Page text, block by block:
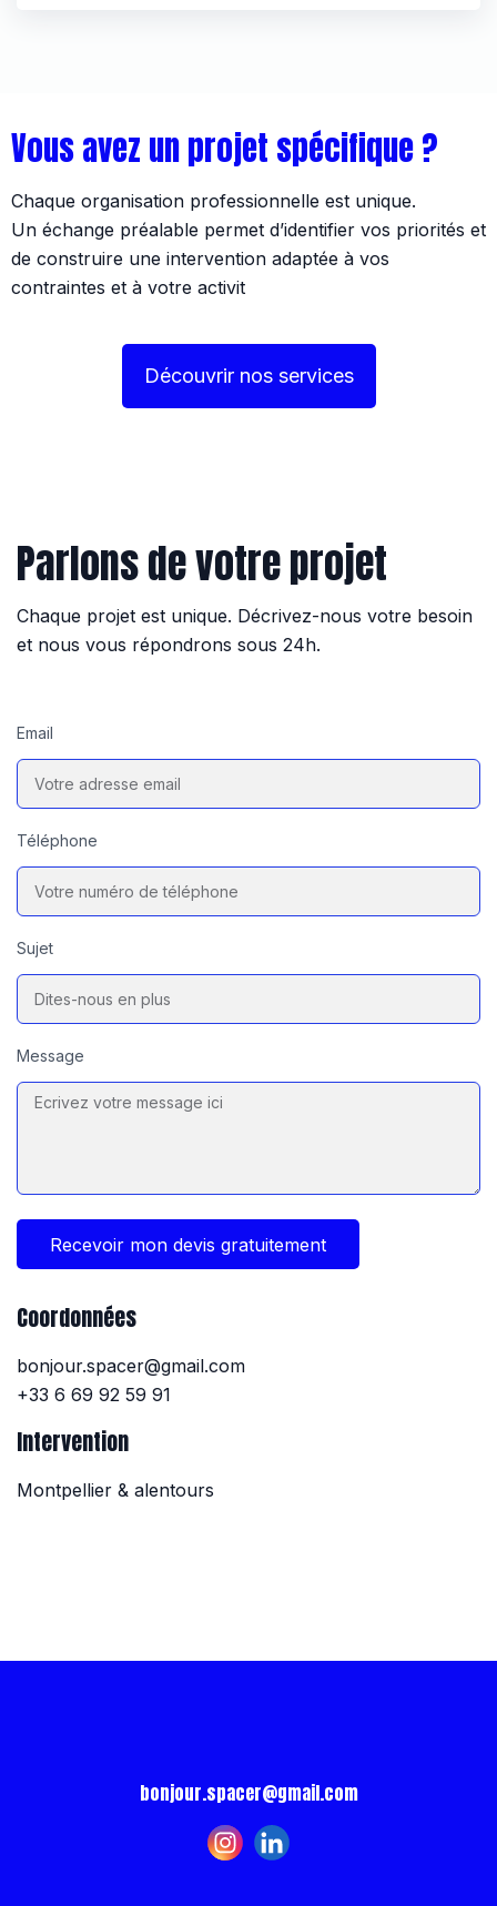
Vous avez un projet spécifique ?
Chaque organisation professionnelle est unique.
Un échange préalable permet d’identifier vos priorités et
de construire une intervention adaptée à vos
contraintes et à votre activit
Découvrir nos services
Parlons de votre projet
Chaque projet est unique. Décrivez-nous votre besoin
et nous vous répondrons sous 24h.
Email
Téléphone
Sujet
Message
Recevoir mon devis gratuitement
Coordonnées
bonjour.spacer@gmail.com
+33 6 69 92 59 91
Intervention
Montpellier & alentours
bonjour.spacer@gmail.com